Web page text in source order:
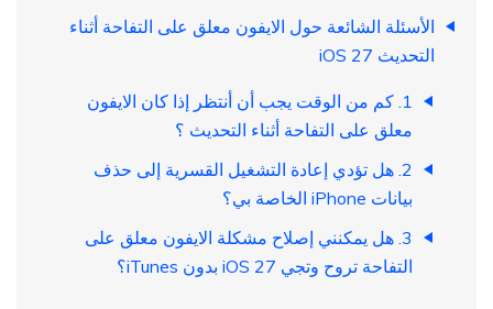
الأسئلة الشائعة حول الايفون معلق على التفاحة أثناء
التحديث iOS 27
1. كم من الوقت يجب أن أنتظر إذا كان الايفون
معلق على التفاحة أثناء التحديث ؟
2. هل تؤدي إعادة التشغيل القسرية إلى حذف
بيانات iPhone الخاصة بي؟
3. هل يمكنني إصلاح مشكلة الايفون معلق على
التفاحة تروح وتجي iOS 27 بدون iTunes؟